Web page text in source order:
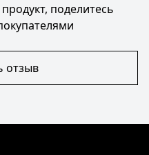
поделитесь
отзыв